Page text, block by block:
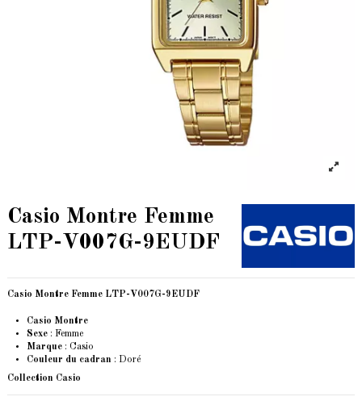
Casio Montre Femme
LTP-V007G-9EUDF
Casio Montre Femme LTP-V007G-9EUDF
Casio Montre
Sexe : Femme
Marque : Casio
Couleur du cadran : Doré
Collection Casio